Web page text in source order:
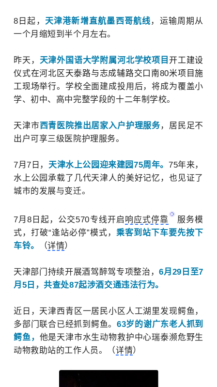
8日起， 天津港新增直航墨西哥航线 ， 运输周期从
一个月 缩短到半个月左右。
昨天， 天津外国语大学附属河北学校项目 开工建设
仪式在河北区天泰路与志成辅路交口南80米项目施
工现场举行。 学校全面建成投用后，将成为覆盖小
学、初中、高中完整学段的十二年制学校。
天津市西青医院推出居家入户护理服务，居民足不
出户可享三级医院护理服务。
7月7日， 天津水上公园迎来建园75周年。75年来，
水上公园承载了几代天津人的美好记忆，也见证了
城市的发展与变迁。
7月8日起，公交570专线开启 响应式停靠
服务模
式，打破“逢站必停”模式，乘客到站下车要先按下
车铃。
（详情）
天津部门持续开展酒驾醉驾专项整治，6月29日至7
月5日，共查处87起涉酒交通违法行为。
近日，天津西青区一居民小区人工湖里发现鳄鱼，
多部门联合已经抓到鳄鱼。63岁的谢广东老人抓到
鳄鱼， 他是天津市水生动物救护中心瑞泰濒危野生
动物救助站的工作人员。（详情）